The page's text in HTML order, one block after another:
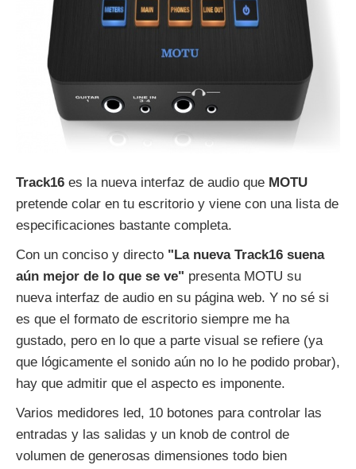
Track16 es la nueva interfaz de audio que MOTU
pretende colar en tu escritorio y viene con una lista de
especificaciones bastante completa.
Con un conciso y directo "La nueva Track16 suena
aún mejor de lo que se ve" presenta MOTU su
nueva interfaz de audio en su página web. Y no sé si
es que el formato de escritorio siempre me ha
gustado, pero en lo que a parte visual se refiere (ya
que lógicamente el sonido aún no lo he podido probar),
hay que admitir que el aspecto es imponente.
Varios medidores led, 10 botones para controlar las
entradas y las salidas y un knob de control de
volumen de generosas dimensiones todo bien